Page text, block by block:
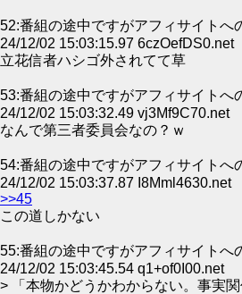
52:番組の途中ですがアフィサイトへ
24/12/02 15:03:15.97 6czOefDS0.net
立花信者ハシゴ外されてて草
53:番組の途中ですがアフィサイトへ
24/12/02 15:03:32.49 vj3Mf9C70.net
なんで第三者委員会なの？ｗ
54:番組の途中ですがアフィサイトへ
24/12/02 15:03:37.87 I8Mml4630.net
>>45
この道しかない
55:番組の途中ですがアフィサイトへ
24/12/02 15:03:45.54 q1+of0I00.net
> 「本物かどうかわからない。事実